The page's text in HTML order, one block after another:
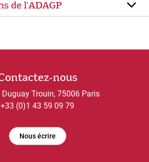
de lʼADAGP
nous
Duguay Trouin, 75006 Paris
+33 (0)1 43 59 09 79
Nous écrire